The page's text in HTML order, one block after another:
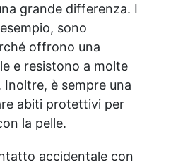
grande differenza. I
sono
offrono una
e resistono a molte
è sempre una
abiti protettivi per
la pelle.
accidentale con